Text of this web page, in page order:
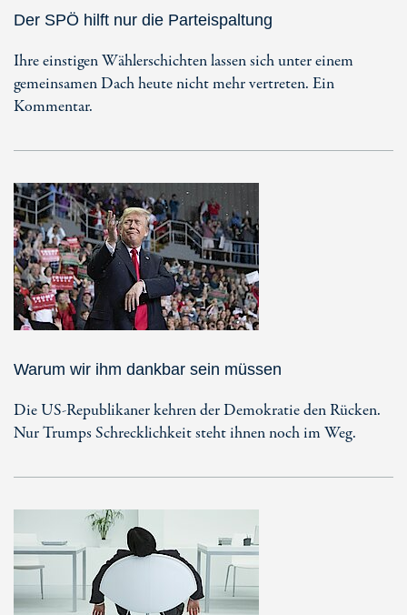
Der SPÖ hilft nur die Parteispaltung
Ihre einstigen Wählerschichten lassen sich unter einem
gemeinsamen Dach heute nicht mehr vertreten. Ein
Kommentar.
Warum wir ihm dankbar sein müssen
Die US-Republikaner kehren der Demokratie den Rücken.
Nur Trumps Schrecklichkeit steht ihnen noch im Weg.